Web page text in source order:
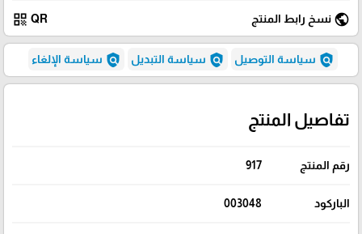
public نسخ رابط المنتج QR
qr_code
policy سياسة التوصيل policy سياسة التبديل policy سياسة الإلغاء
تفاصيل المنتج
رقم المنتج 917
الباركود 003048